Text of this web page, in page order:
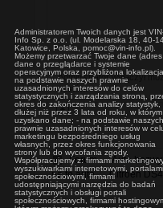
Administratorem Twoich danych jest
Info Sp. z o.o. (ul. Modelarska 18, 40-
Katowice, Polska, pomoc@vin-info.pl).
Możemy przetwarzać Twoje dane (adres
dane o przeglądarce i systemie
operacyjnym oraz przybliżona
na podstawie naszych prawnie
uzasadnionych interesów do celów
statystycznych i zarządzania stroną,
okres do zakończenia analizy statystyk,
dłużej niż przez 3 lata od roku, w którym
uzyskano dane; - na podstawie naszych
prawnie uzasadnionych interesów w
marketingu bezpośredniego usług
własnych, przez okres funkcjonowania
strony lub do wycofania zgody.
Współpracujemy z: firmami
wyszukiwarkami internetowymi, portalami
społecznościowymi, firmami
udostępniającymi narzędzia do badań
statystycznych i obsługi portali
społecznościowych, firmami
Administrator wyłączył
postów.
Forum Auta
na to auto
Citroen